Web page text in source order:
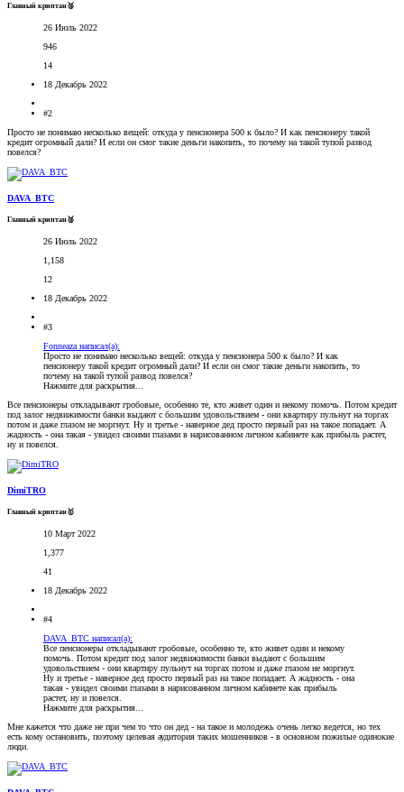
Главный криптан🥈
26 Июль 2022
946
14
18 Декабрь 2022
#2
Просто не понимаю несколько вещей: откуда у пенсионера 500 к было? И как пенсионеру такой
кредит огромный дали? И если он смог такие деньги накопить, то почему на такой тупой развод
повелся?
DAVA_BTC
Главный криптан🥈
26 Июль 2022
1,158
12
18 Декабрь 2022
#3
Fonneaza написал(а):
Просто не понимаю несколько вещей: откуда у пенсионера 500 к было? И как
пенсионеру такой кредит огромный дали? И если он смог такие деньги накопить, то
почему на такой тупой развод повелся?
Нажмите для раскрытия...
Все пенсионеры откладывают гробовые, особенно те, кто живет один и некому помочь. Потом кредит
под залог недвижимости банки выдают с большим удовольствием - они квартиру пульнут на торгах
потом и даже глазом не моргнут. Ну и третье - наверное дед просто первый раз на такое попадает. А
жадность - она такая - увидел своими глазами в нарисованном личном кабинете как прибыль растет,
ну и повелся.
DimiTRO
Главный криптан🥇
10 Март 2022
1,377
41
18 Декабрь 2022
#4
DAVA_BTC написал(а):
Все пенсионеры откладывают гробовые, особенно те, кто живет один и некому
помочь. Потом кредит под залог недвижимости банки выдают с большим
удовольствием - они квартиру пульнут на торгах потом и даже глазом не моргнут.
Ну и третье - наверное дед просто первый раз на такое попадает. А жадность - она
такая - увидел своими глазами в нарисованном личном кабинете как прибыль
растет, ну и повелся.
Нажмите для раскрытия...
Мне кажется что даже не при чем то что он дед - на такое и молодежь очень легко ведется, но тех
есть кому остановить, поэтому целевая аудитория таких мошенников - в основном пожилые одинокие
люди.